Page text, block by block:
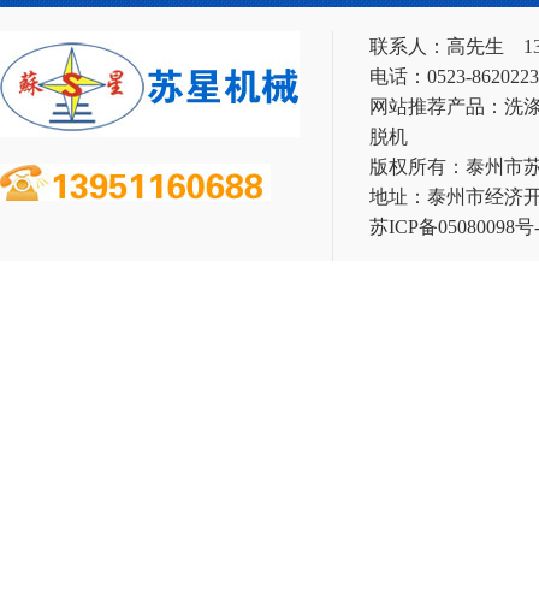
联系人：高先生
电话：0523-
网站推荐产品：洗
脱机
版权所有：泰州市
地址：泰州市经济
苏ICP备05080098号